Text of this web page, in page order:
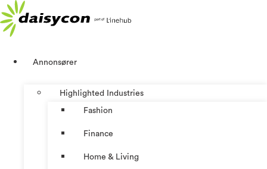
Skip
to
content
Annonsører
Highlighted Industries
Fashion
Finance
Home & Living